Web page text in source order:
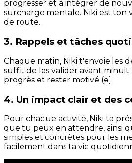
progresser et à intégrer de
surcharge mentale. Niki est ton
de route.
3. Rappels et tâches
Chaque matin, Niki t'envoie les
suffit de les valider avant minuit
progrès et rester motivé (e).
4. Un impact clair et des
Pour chaque activité, Niki te
que tu peux en attendre, ainsi
simples et concrètes pour les
facilement dans ta vie